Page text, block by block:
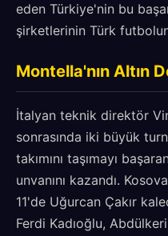
eden Türkiye'nin bu
şirketlerinin Türk
Montella'nın Altın
İtalyan teknik direktör
sonrasında iki büyük
takımını taşımayı
unvanını kazandı.
11'de Uğurcan Çakır
Ferdi Kadıoğlu,